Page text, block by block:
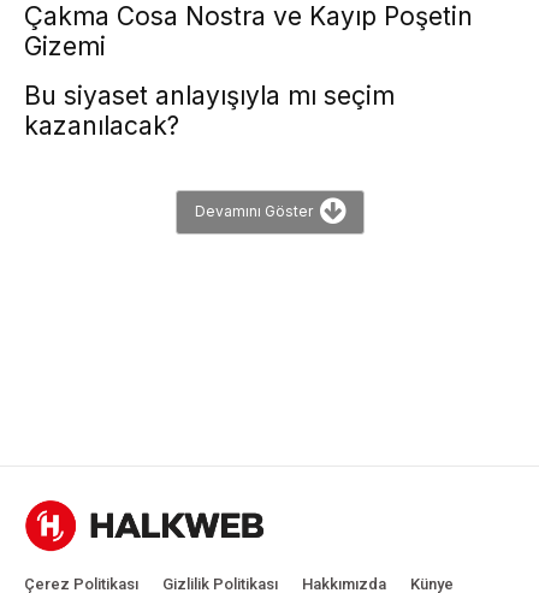
Çakma Cosa Nostra ve Kayıp Poşetin
Gizemi
Bu siyaset anlayışıyla mı seçim
kazanılacak?
Devamını Göster
Çerez Politikası Gizlilik Politikası Hakkımızda Künye